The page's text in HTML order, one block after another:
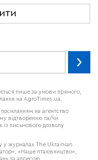
лише за умови прямого,
на AgroTimes.ua.
посиланням на агентство
відтворенню та/чи
із письмового дозволу
у журналах The Ukrainian
«Наше птахівництво»,
за адресою